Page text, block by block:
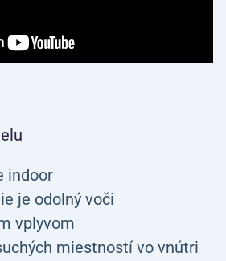
indoor
je odolný voči
vplyvom
miestností vo vnútri